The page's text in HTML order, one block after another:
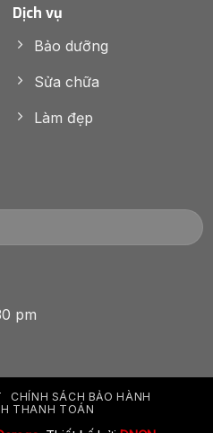
Dịch vụ
Bảo dưỡng
Sửa chữa
Làm đẹp
pm
CHÍNH SÁCH BẢO HÀNH
THANH TOÁN